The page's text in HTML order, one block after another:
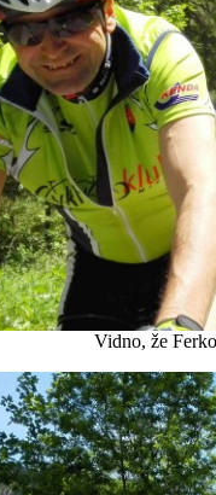
Vidno, že